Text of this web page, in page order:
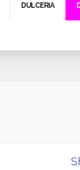
DULCERIA